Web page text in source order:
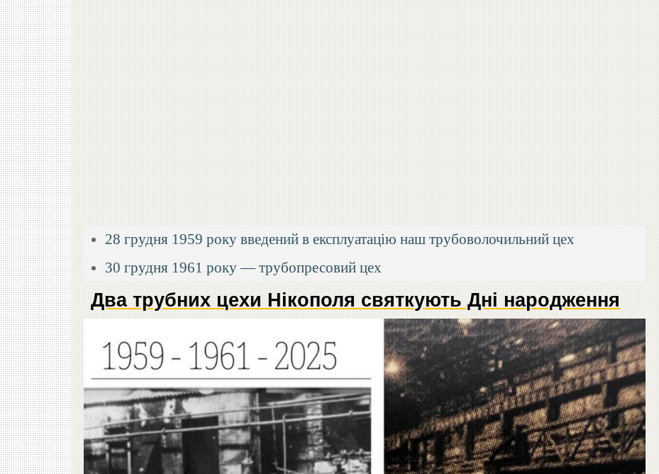
28 грудня 1959 року введений в експлуатацію наш трубоволочильний цех
30 грудня 1961 року — трубопресовий цех
Два трубних цехи Нікополя святкують Дні народження